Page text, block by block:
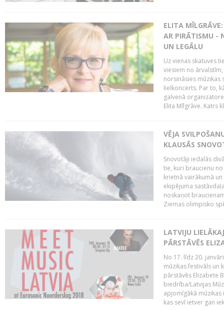
ELITA
AR PIRĀTISMU -
UN LEGĀLU
Uz vienas skatuves
viesiem no
norsināsies mūzikas
lielkoncerts. Par to,
galvenā
Elita Mīlgrāve. Katrs
VĒJA
KLAUSĀS
Snovotāji iedalās
tie, kuri braucienu
krietnā vairākumā
ekipējuma
noskaņot
Ziemas olimpisko
LATVIJU
PĀRSTĀVĒS
No 17. līdz 20.
mūzikas festivāls un
pārstāvēs Elizabete
biedrība/Latvijas
apjomīgākā mūzikas
kas sevī ietver gan